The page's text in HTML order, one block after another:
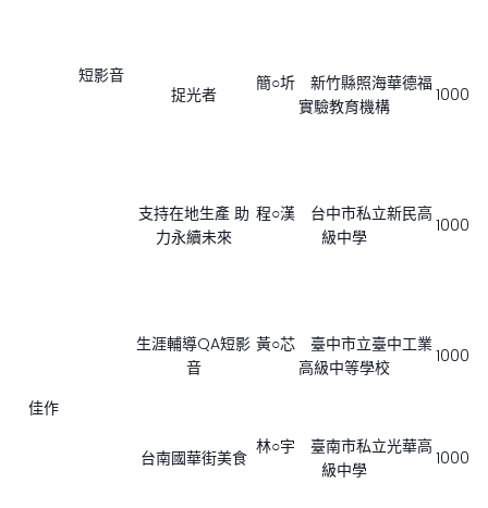
佳作
短影音
捉光者
簡○圻 新竹縣照海華德福
實驗教育機構
1000
支持在地生產 助
力永續未來
程○漢 台中市私立新民高
級中學
1000
生涯輔導QA短影
音
黃○芯 臺中市立臺中工業
高級中等學校
1000
台南國華街美食
林○宇 臺南市私立光華高
級中學
1000